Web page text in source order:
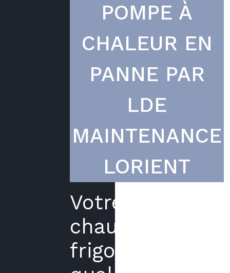
POMPE À
CHALEUR EN
PANNE PAR
LDE
MAINTENANCE
LORIENT
Votre
chauffagiste
frigoriste